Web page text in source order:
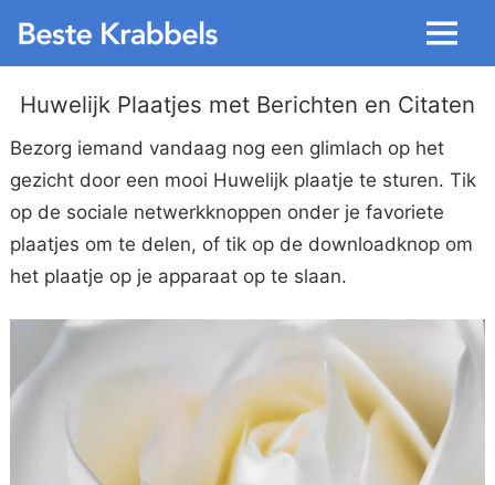
Menu
Huwelijk Plaatjes met Berichten en Citaten
Bezorg iemand vandaag nog een glimlach op het
gezicht door een mooi Huwelijk plaatje te sturen. Tik
op de sociale netwerkknoppen onder je favoriete
plaatjes om te delen, of tik op de downloadknop om
het plaatje op je apparaat op te slaan.